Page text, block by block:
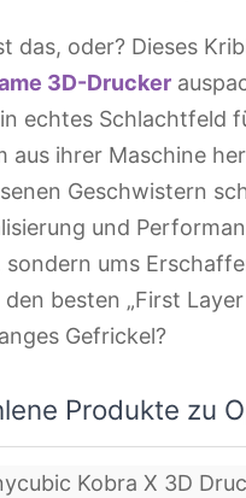
das, oder? Dieses
3D-Drucker
echtes Schlachtfeld
aus ihrer Maschine
Geschwistern
und
sondern ums
besten „First
Gefrickel?
Produkte zu